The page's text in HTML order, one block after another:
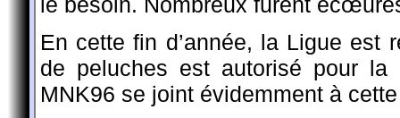
En cette fin d’année, la Ligue est
de peluches est autorisé pour
MNK96 se joint évidemment à